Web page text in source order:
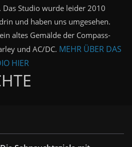
Das Studio wurde leider 2010
und haben uns umgesehen.
altes Gemälde der Compass-
und AC/DC. MEHR ÜBER DAS
HIER